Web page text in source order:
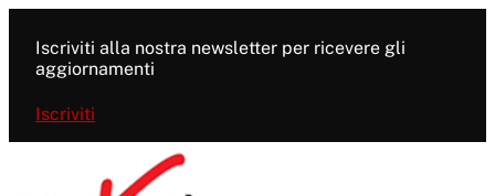
contenuto
Iscriviti alla nostra newsletter per ricevere gli
aggiornamenti
Iscriviti